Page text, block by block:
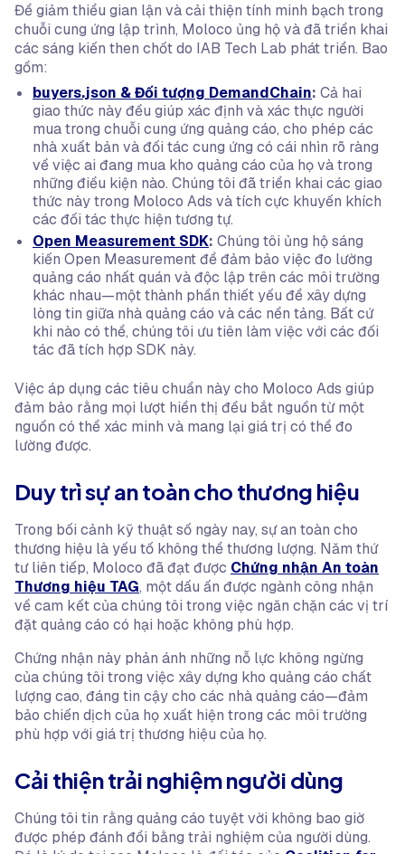
Để giảm thiểu gian lận và cải thiện tính minh bạch trong
chuỗi cung ứng lập trình, Moloco ủng hộ và đã triển khai
các sáng kiến then chốt do IAB Tech Lab phát triển. Bao
gồm:
buyers.json & Đối tượng DemandChain: Cả hai
giao thức này đều giúp xác định và xác thực người
mua trong chuỗi cung ứng quảng cáo, cho phép các
nhà xuất bản và đối tác cung ứng có cái nhìn rõ ràng
về việc ai đang mua kho quảng cáo của họ và trong
những điều kiện nào. Chúng tôi đã triển khai các giao
thức này trong Moloco Ads và tích cực khuyến khích
các đối tác thực hiện tương tự.
Open Measurement SDK: Chúng tôi ủng hộ sáng
kiến Open Measurement để đảm bảo việc đo lường
quảng cáo nhất quán và độc lập trên các môi trường
khác nhau—một thành phần thiết yếu để xây dựng
lòng tin giữa nhà quảng cáo và các nền tảng. Bất cứ
khi nào có thể, chúng tôi ưu tiên làm việc với các đối
tác đã tích hợp SDK này.
Việc áp dụng các tiêu chuẩn này cho Moloco Ads giúp
đảm bảo rằng mọi lượt hiển thị đều bắt nguồn từ một
nguồn có thể xác minh và mang lại giá trị có thể đo
lường được.
Duy trì sự an toàn cho thương hiệu
Trong bối cảnh kỹ thuật số ngày nay, sự an toàn cho
thương hiệu là yếu tố không thể thương lượng. Năm thứ
tư liên tiếp, Moloco đã đạt được Chứng nhận An toàn
Thương hiệu TAG, một dấu ấn được ngành công nhận
về cam kết của chúng tôi trong việc ngăn chặn các vị trí
đặt quảng cáo có hại hoặc không phù hợp.
Chứng nhận này phản ánh những nỗ lực không ngừng
của chúng tôi trong việc xây dựng kho quảng cáo chất
lượng cao, đáng tin cậy cho các nhà quảng cáo—đảm
bảo chiến dịch của họ xuất hiện trong các môi trường
phù hợp với giá trị thương hiệu của họ.
Cải thiện trải nghiệm người dùng
Chúng tôi tin rằng quảng cáo tuyệt vời không bao giờ
được phép đánh đổi bằng trải nghiệm của người dùng.